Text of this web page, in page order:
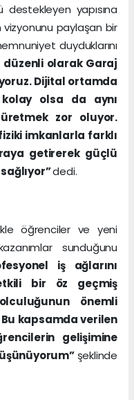
yapısına
vizyonunu paylaşan bir
duyduklarını
düzenli olarak Garaj
Dijital ortamda
olsa da aynı
zor oluyor.
imkanlarla farklı
getirerek güçlü
dedi.
öğrenciler ve yeni
sunduğunu
iş ağlarını
bir öz geçmiş
önemli
Bu kapsamda verilen
gelişimine
şeklinde